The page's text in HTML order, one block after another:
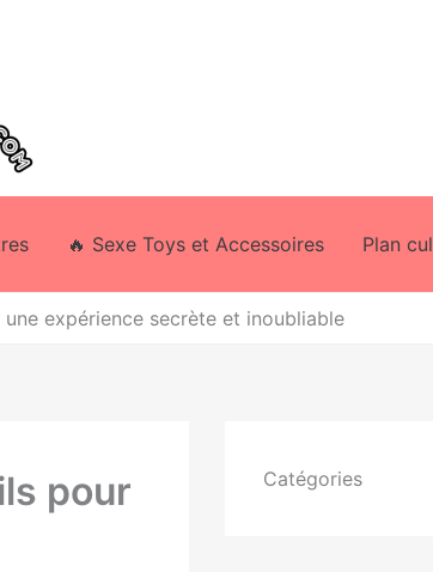
🔥 Sexe Toys et Accessoires Plan cul
expérience secrète et inoubliable
pour
Catégories